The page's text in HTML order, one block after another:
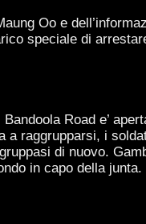
Oo e
speciale di
Road e’
a raggrupparsi, i
di nuovo.
in capo della junta.